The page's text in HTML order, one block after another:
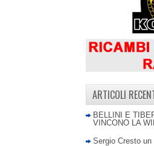
ARTICOLI
BELLINI E
VINCONO LA
Sergio Cresto